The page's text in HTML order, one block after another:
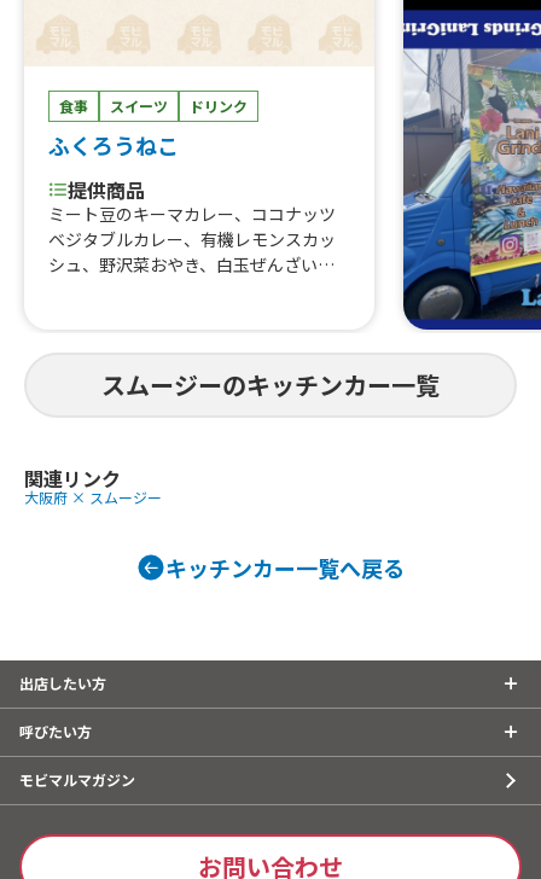
食事 スイーツ ドリンク
ふくろうねこ
提供商品
ミート豆のキーマカレー、ココナッツ
ベジタブルカレー、有機レモンスカッ
シュ、野沢菜おやき、白玉ぜんざい、
提供商品
ロングポテト
トドッグ、
夏限ドリンク
ンタコライス
スムージーのキッチンカー一覧
関連リンク
大阪府 × スムージー
キッチンカー一覧へ戻る
出店したい方
呼びたい方
モビマルマガジン
お問い合わせ